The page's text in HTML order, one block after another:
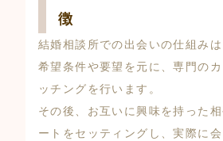
徴
結婚相談所での出会いの仕組み
希望条件や要望を元に、専門の
ッチングを行います。
その後、お互いに興味を持った
ートをセッティングし、実際に